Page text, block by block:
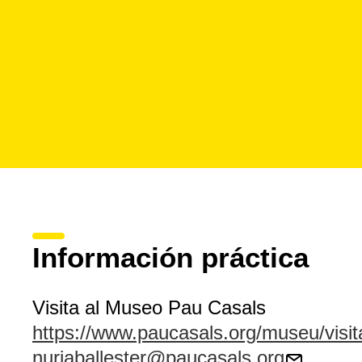
Información práctica
Visita al Museo Pau Casals
https://www.paucasals.org/museu/
nuriaballester@paucasals.org